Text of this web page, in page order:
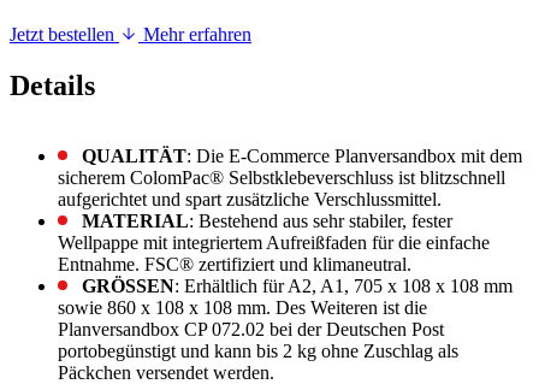
Jetzt bestellen Mehr erfahren
Details
QUALITÄT: Die E-Commerce Planversandbox mit dem
sicherem ColomPac® Selbstklebeverschluss ist blitzschnell
aufgerichtet und spart zusätzliche Verschlussmittel.
MATERIAL: Bestehend aus sehr stabiler, fester
Wellpappe mit integriertem Aufreißfaden für die einfache
Entnahme. FSC® zertifiziert und klimaneutral.
GRÖSSEN: Erhältlich für A2, A1, 705 x 108 x 108 mm
sowie 860 x 108 x 108 mm. Des Weiteren ist die
Planversandbox CP 072.02 bei der Deutschen Post
portobegünstigt und kann bis 2 kg ohne Zuschlag als
Päckchen versendet werden.